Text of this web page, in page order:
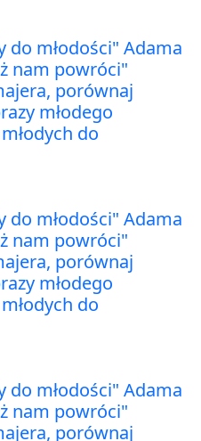
młodości" Adama
nam powróci"
porównaj
młodego
do
młodości" Adama
nam powróci"
porównaj
młodego
do
młodości" Adama
nam powróci"
porównaj